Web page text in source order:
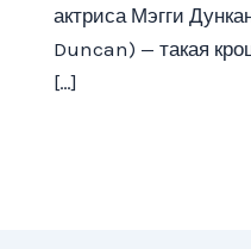
актриса Мэгги
Duncan) — такая
[…]